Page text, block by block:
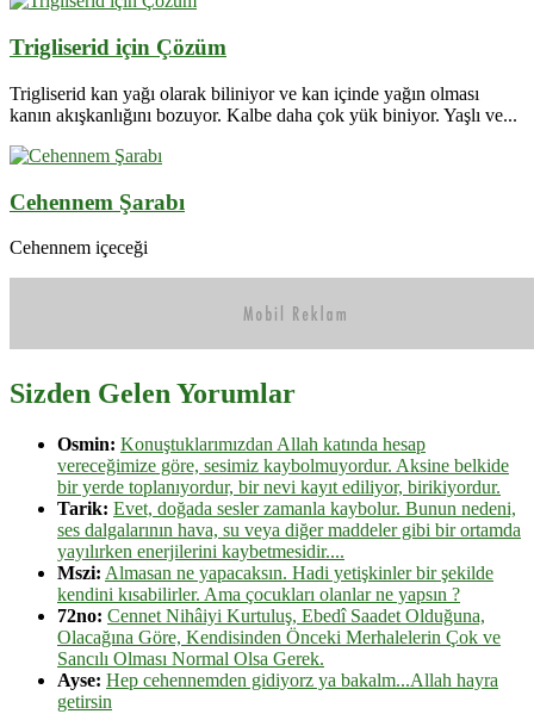
Trigliserid için Çözüm
Trigliserid kan yağı olarak biliniyor ve kan içinde yağın olması
kanın akışkanlığını bozuyor. Kalbe daha çok yük biniyor. Yaşlı ve...
Cehennem Şarabı
Cehennem içeceği
Sizden Gelen Yorumlar
Osmin: Konuştuklarımızdan Allah katında hesap
vereceğimize göre, sesimiz kaybolmuyordur. Aksine belkide
bir yerde toplanıyordur, bir nevi kayıt ediliyor, birikiyordur.
Tarik: Evet, doğada sesler zamanla kaybolur. Bunun nedeni,
ses dalgalarının hava, su veya diğer maddeler gibi bir ortamda
yayılırken enerjilerini kaybetmesidir....
Mszi: Almasan ne yapacaksın. Hadi yetişkinler bir şekilde
kendini kısabilirler. Ama çocukları olanlar ne yapsın ?
72no: Cennet Nihâiyi Kurtuluş, Ebedî Saadet Olduğuna,
Olacağına Göre, Kendisinden Önceki Merhalelerin Çok ve
Sancılı Olması Normal Olsa Gerek.
Ayse: Hep cehennemden gidiyorz ya bakalm...Allah hayra
getirsin